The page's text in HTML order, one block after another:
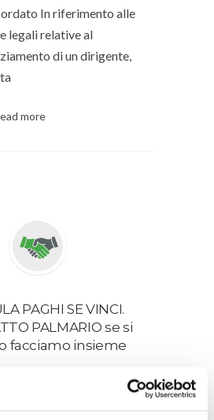
In riferimento alle
legali relative al
di un dirigente,
more
PAGHI SE VINCI.
PALMARIO se si
facciamo insieme